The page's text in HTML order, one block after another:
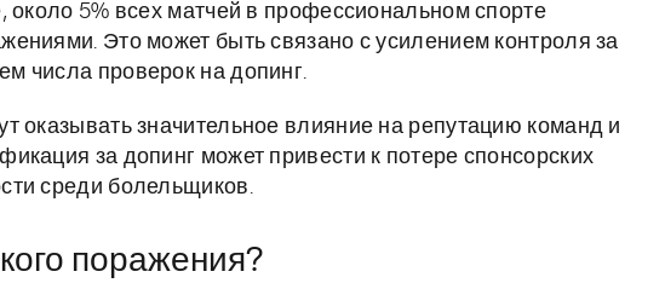
около 5% всех матчей в профессиональном спорте
Это может быть связано с усилением контроля за
числа проверок на допинг.
оказывать значительное влияние на репутацию команд и
за допинг может привести к потере спонсорских
среди болельщиков.
поражения?